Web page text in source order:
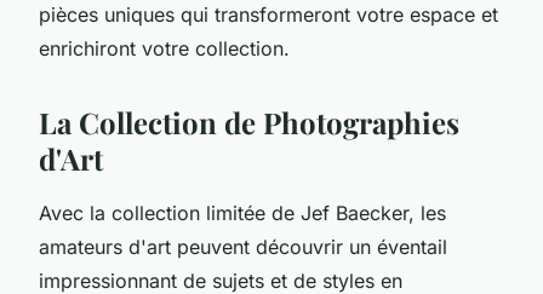
pièces uniques qui transformeront votre espace et
enrichiront votre collection.
La Collection de Photographies
d'Art
Avec la collection limitée de Jef Baecker, les
amateurs d'art peuvent découvrir un éventail
impressionnant de sujets et de styles en